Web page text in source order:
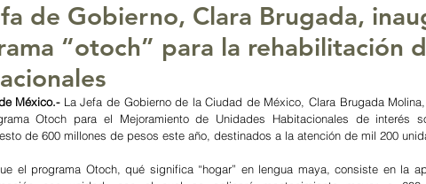
de Gobierno, Clara Brugada,
“otoch” para la rehabilitación
México.- La Jefa de Gobierno de la Ciudad de México, Clara Brugada
Otoch para el Mejoramiento de Unidades Habitacionales de interés
de 600 millones de pesos este año, destinados a la atención de mil 200
el programa Otoch, qué significa “hogar” en lengua maya, consiste en la